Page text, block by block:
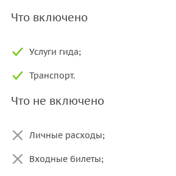
Что включено
Услуги гида;
Транспорт.
Что не включено
Личные расходы;
Входные билеты;